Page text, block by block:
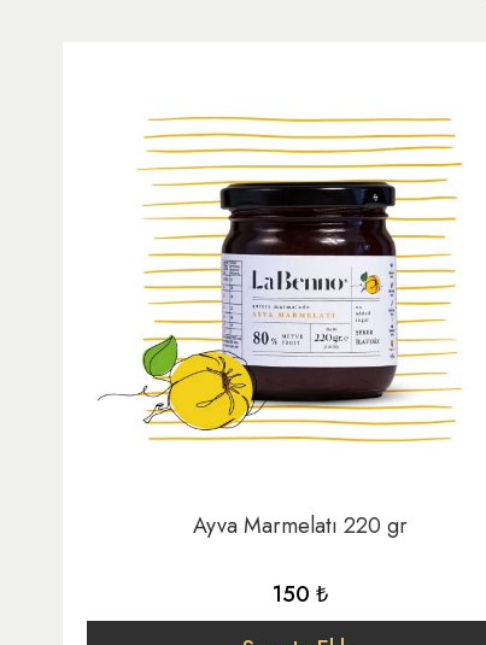
Ayva Marmelatı 220 gr
150 ₺